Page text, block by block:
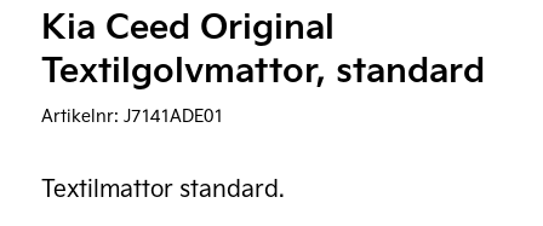
Kia Ceed Original
Textilgolvmattor, standard
Artikelnr: J7141ADE01
Textilmattor standard.